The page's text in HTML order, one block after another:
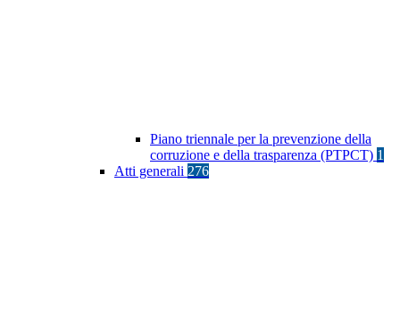
Piano triennale per la prevenzione della
corruzione e della trasparenza (PTPCT) 1
Atti generali 276